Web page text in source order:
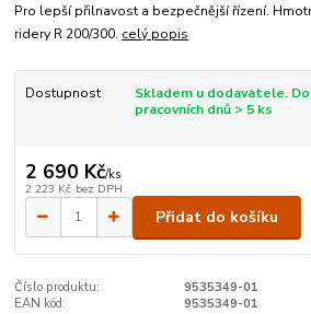
Pro lepší přilnavost a bezpečnější řízení.
ridery R 200/300. celý popis
Dostupnost
Skladem u dodavatele.
pracovních dnů > 5 ks
2 690 Kč/ks
2 223 Kč bez DPH
Přidat do košíku
Číslo produktu:
9535349-01
EAN kód:
9535349-01